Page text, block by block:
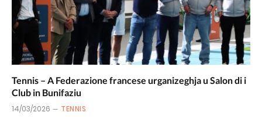
Tennis – A Federazione francese urganizeghja u Salon di i
Club in Bunifaziu
14/03/2026 TENNIS